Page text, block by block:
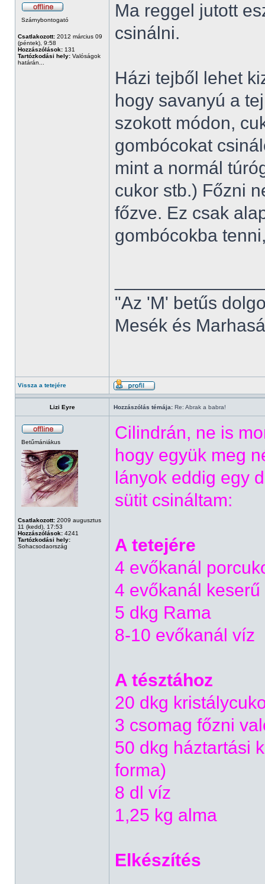
Szárnybontogató
Csatlakozott: 2012 március 09
(péntek), 9:58
Hozzászólások: 131
Tartózkodási hely: Valóságok
határán...
Ma reggel jutott
csinálni.
Házi tejből lehet
hogy savanyú a
szokott módon,
gombócokat
mint a normál
cukor stb.) Főzni
főzve. Ez csak
gombócokba
"Az 'M' betűs
Mesék és
Vissza a tetejére
Lizi Eyre Hozzászólás témája: Re: Abrak a babra!
Betűmániákus
Csatlakozott: 2009 augusztus
11 (kedd), 17:53
Hozzászólások: 4241
Tartózkodási hely:
Sohacsodaország
Cilindrán, ne is
hogy együk meg
lányok eddig egy
sütit csináltam:
A tetejére
4 evőkanál
4 evőkanál
5 dkg Rama
8-10 evőkanál víz
A tésztához
20 dkg
3 csomag főzni
50 dkg háztartási
forma)
8 dl víz
1,25 kg alma
Elkészítés